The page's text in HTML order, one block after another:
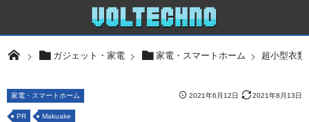
ガジェット・家電 家電・スマートホーム 超小型衣
2021年6月12日 2021年8月13日
家電・スマートホーム
PR Makuake